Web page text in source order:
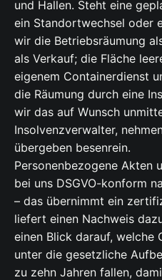
und Hallen. Steht eine
ein Standortwechsel oder
wir die Betriebsräumung
als Verkauf; die Fläche
eigenem Containerdienst
die Räumung durch eine
wir das auf Wunsch
Insolvenzverwalter,
übergeben besenrein.
Personenbezogene Akten
bei uns DSGVO-konform
– das übernimmt ein
liefert einen Nachweis
einen Blick darauf, welche
unter die gesetzliche
zu zehn Jahren fallen,